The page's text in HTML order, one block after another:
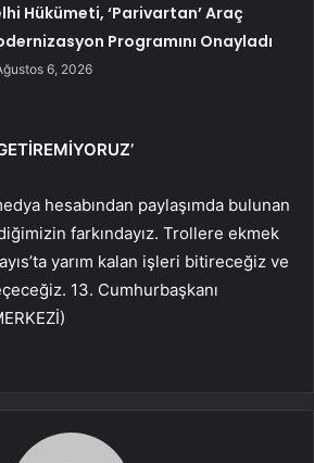
Hükümeti, ‘Parivartan’ Araç
Programını Onayladı
6, 2026
hesabından paylaşımda bulunan
farkındayız. Trollere ekmek
yarım kalan işleri bitireceğiz ve
13. Cumhurbaşkanı